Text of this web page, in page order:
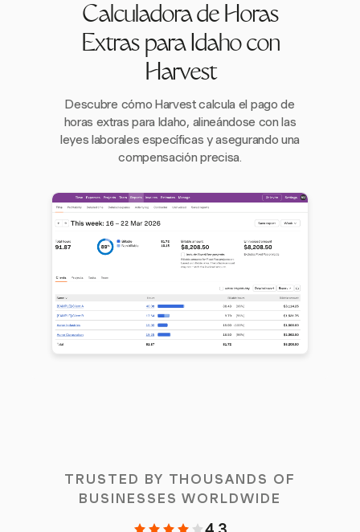
Calculadora de Horas
Extras para Idaho con
Harvest
Descubre cómo Harvest calcula el pago de
horas extras para Idaho, alineándose con las
leyes laborales específicas y asegurando una
compensación precisa.
TRUSTED BY THOUSANDS OF
BUSINESSES WORLDWIDE